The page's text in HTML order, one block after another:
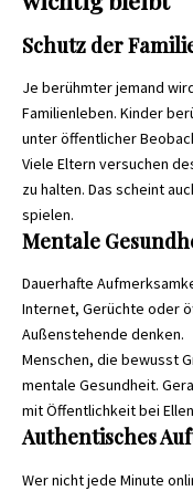
Schutz der
Je berühmter jemand
Familienleben. Kinder
unter öffentlicher
Viele Eltern versuchen
zu halten. Das scheint
spielen.
Mentale
Dauerhafte
Internet, Gerüchte oder
Außenstehende denken.
Menschen, die bewusst
mentale Gesundheit.
mit Öffentlichkeit bei
Authentisches
Wer nicht jede Minute